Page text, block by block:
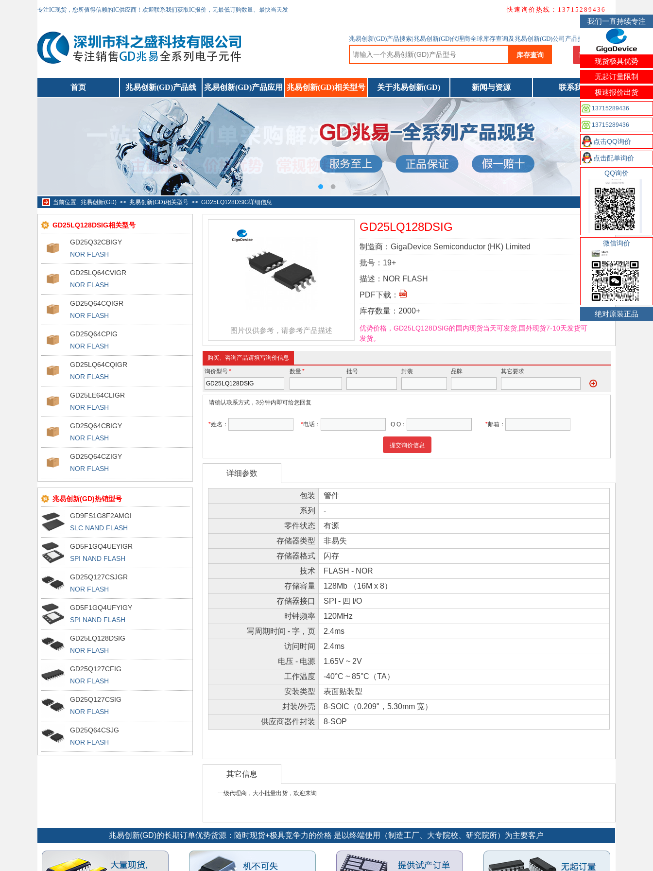
专注IC现货，您所值得信赖的IC供应商！欢迎联系我们获取IC报价，无最低订购数量、最快当天发 快速询价热线：13715289436
兆易创新(GD)产品搜索|兆易创新(GD)代理商全球库存查询及兆易创新(GD)公司产品技术资料下载
库存查询 我要询价
首页 兆易创新(GD)产品线 兆易创新(GD)产品应用 兆易创新(GD)相关型号 关于兆易创新(GD) 新闻与资源 联系我们
当前位置: 兆易创新(GD) >> 兆易创新(GD)相关型号 >> GD25LQ128DSIG详细信息
GD25LQ128DSIG相关型号
GD25Q32CBIGY
NOR FLASH
GD25LQ64CVIGR
NOR FLASH
GD25Q64CQIGR
NOR FLASH
GD25Q64CPIG
NOR FLASH
GD25LQ64CQIGR
NOR FLASH
GD25LE64CLIGR
NOR FLASH
GD25Q64CBIGY
NOR FLASH
GD25Q64CZIGY
NOR FLASH
兆易创新(GD)热销型号
GD9FS1G8F2AMGI
SLC NAND FLASH
GD5F1GQ4UEYIGR
SPI NAND FLASH
GD25Q127CSJGR
NOR FLASH
GD5F1GQ4UFYIGY
SPI NAND FLASH
GD25LQ128DSIG
NOR FLASH
GD25Q127CFIG
NOR FLASH
GD25Q127CSIG
NOR FLASH
GD25Q64CSJG
NOR FLASH
图片仅供参考，请参考产品描述
GD25LQ128DSIG
制造商： GigaDevice Semiconductor (HK) Limited
批号： 19+
描述： NOR FLASH
PDF下载：
库存数量： 2000+
优势价格，GD25LQ128DSIG的国内现货当天可发货,国外现货7-10天发货可
发货。
购买、咨询产品请填写询价信息
询价型号* 数量* 批号 封装 品牌 其它要求
请确认联系方式，3分钟内即可给您回复
*姓名： *电话： Q Q： *邮箱：
提交询价信息
详细参数
包装
管件
系列
-
零件状态
有源
存储器类型
非易失
存储器格式
闪存
技术
FLASH - NOR
存储容量
128Mb （16M x 8）
存储器接口
SPI - 四 I/O
时钟频率
120MHz
写周期时间 - 字，页
2.4ms
访问时间
2.4ms
电压 - 电源
1.65V ~ 2V
工作温度
-40°C ~ 85°C（TA）
安装类型
表面贴装型
封装/外壳
8-SOIC（0.209"，5.30mm 宽）
供应商器件封装
8-SOP
其它信息
一级代理商，大小批量出货，欢迎来询
兆易创新(GD)的长期订单优势货源：随时现货+极具竞争力的价格 是以终端使用（制造工厂、大专院校、研究院所）为主要客户
我们一直持续专注
现货极具优势
无起订量限制
极速报价出货
13715289436
13715289436
点击QQ询价
点击配单询价
QQ询价
微信询价
绝对原装正品